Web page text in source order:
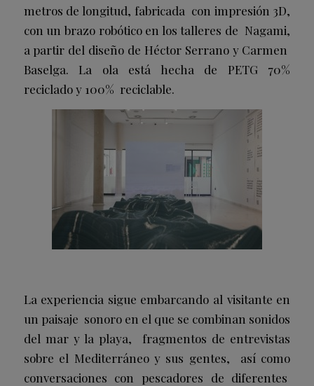
metros de longitud, fabricada con impresión 3D,
con un brazo robótico en los talleres de Nagami,
a partir del diseño de Héctor Serrano y Carmen
Baselga. La ola está hecha de PETG 70%
reciclado y 100% reciclable.
La experiencia sigue embarcando al visitante en
un paisaje sonoro en el que se combinan sonidos
del mar y la playa, fragmentos de entrevistas
sobre el Mediterráneo y sus gentes, así como
conversaciones con pescadores de diferentes